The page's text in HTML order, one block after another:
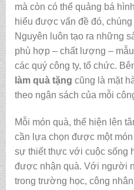
mà còn có thể quảng bá
hiểu được vấn đề đó,
Nguyên luôn tạo ra những
phù hợp – chất lượng –
các quý công ty, tổ chức.
làm quà tặng cũng là mặt
theo ngân sách của mỗi
Mỗi món quà, thể hiện lên
cần lựa chọn được một
sự thiết thực với cuộc sống
được nhận quà. Với người
trong trường học, công